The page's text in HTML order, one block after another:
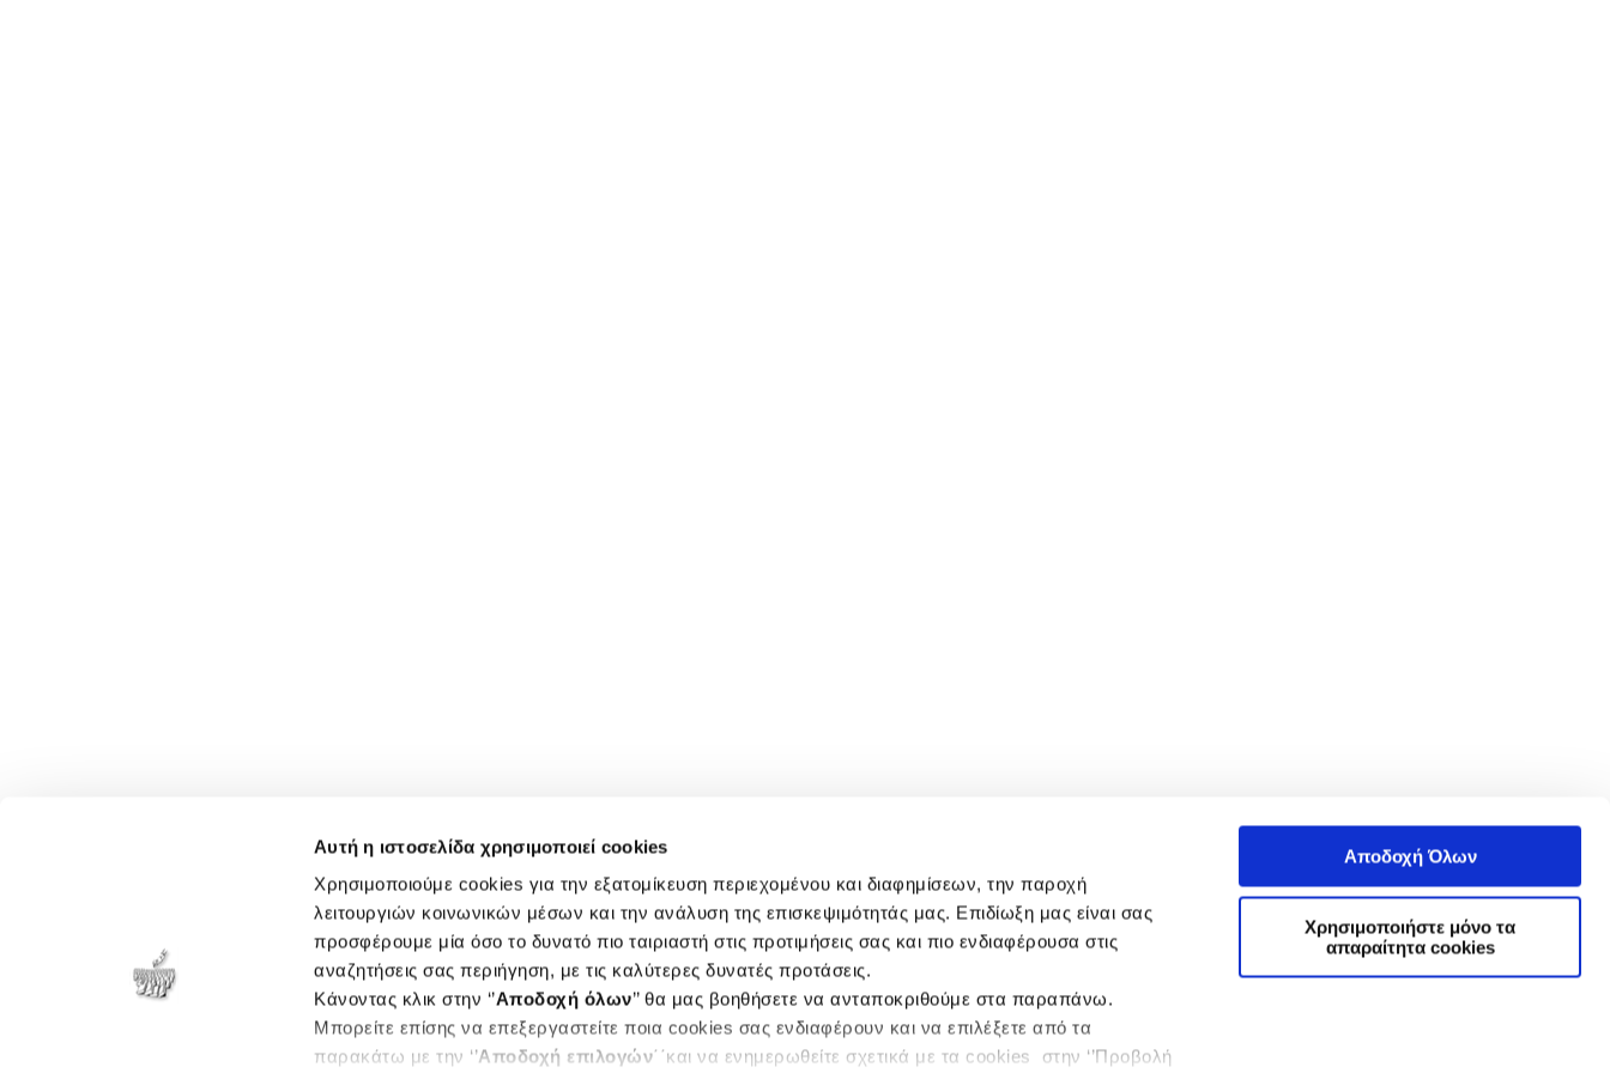
Αυτή η ιστοσελίδα χρησιμοποιεί cookies
Χρησιμοποιούμε cookies για την εξατομίκευση περιεχομένου και διαφημίσεων, την παροχή
λειτουργιών κοινωνικών μέσων και την ανάλυση της επισκεψιμότητάς μας. Επιδίωξη μας είναι σας
προσφέρουμε μία όσο το δυνατό πιο ταιριαστή στις προτιμήσεις σας και πιο ενδιαφέρουσα στις
αναζητήσεις σας περιήγηση, με τις καλύτερες δυνατές προτάσεις.
Κάνοντας κλικ στην ‘’Αποδοχή όλων’’ θα μας βοηθήσετε να ανταποκριθούμε στα παραπάνω.
Μπορείτε επίσης να επεξεργαστείτε ποια cookies σας ενδιαφέρουν και να επιλέξετε από τα
παρακάτω με την ‘’Αποδοχή επιλογών΄΄και να ενημερωθείτε σχετικά με τα cookies στην ‘’Προβολή
Αποδοχή Όλων
Χρησιμοποιήστε μόνο τα
απαραίτητα cookies